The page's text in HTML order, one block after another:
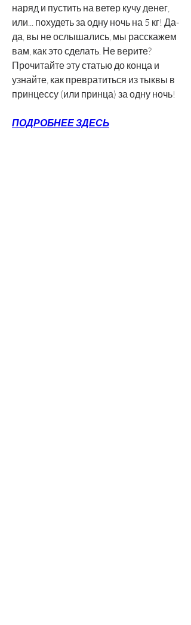
наряд и пустить на ветер кучу денег,
или... похудеть за одну ночь на 5 кг! Да-
да, вы не ослышались, мы расскажем
вам, как это сделать. Не верите?
Прочитайте эту статью до конца и
узнайте, как превратиться из тыквы в
принцессу (или принца) за одну ночь!
ПОДРОБНЕЕ ЗДЕСЬ